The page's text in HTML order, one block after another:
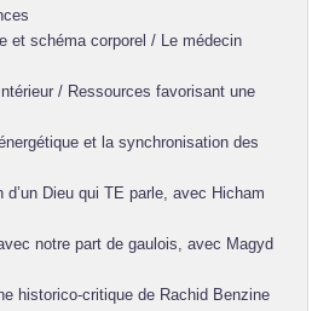
et schéma corporel / Le médecin
/ Ressources favorisant une
et la synchronisation des
Dieu qui TE parle, avec Hicham
notre part de gaulois, avec Magyd
historico-critique de Rachid Benzine